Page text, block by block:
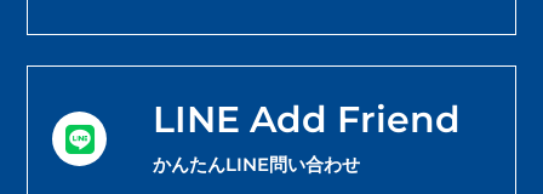
LINE Add Friend
かんたんLINE問い合わせ